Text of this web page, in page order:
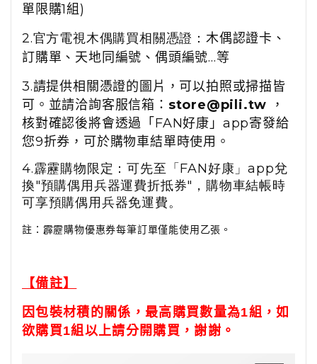
單限購1組)
2.官方電視木偶購買相關憑證： 木偶認證卡、
訂購單、天地同編號、偶頭編號...等
3.請提供相關憑證的圖片，可以拍照或掃描皆
可。並請洽詢客服信箱： store@pili.tw ，
核對確認後將會透過 「FAN好康」 app寄發給
您9折券，可於購物車結單時使用。
4.霹靂購物限定：可先至「FAN好康」app兌
換"預購偶用兵器運費折抵券"，購物車結帳時
可享預購偶用兵器免運費。
註：霹靂購物優惠券每筆訂單僅能使用乙張。
【備註】
因包裝材積的關係，最高購買數量為1組，如
欲購買1組以上請分開購買，謝謝。